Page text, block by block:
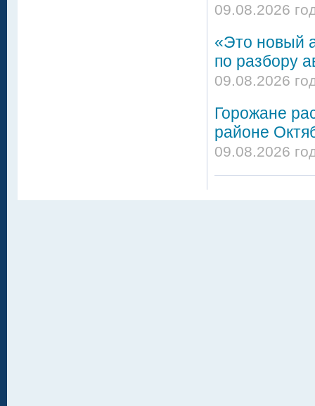
09.08.2026
«Это новый
по разбору
09.08.2026
Горожане
районе
09.08.2026